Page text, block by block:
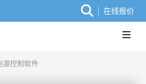
在线报价
源控制软件